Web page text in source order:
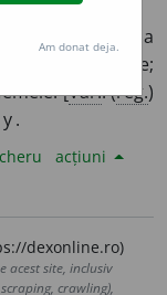
A atrage, a ispiti, a
înșelătoare;
[Var.: (reg.)
acțiuni
dexonline.ro)
acest site, inclusiv
crawling),
Am donat deja.